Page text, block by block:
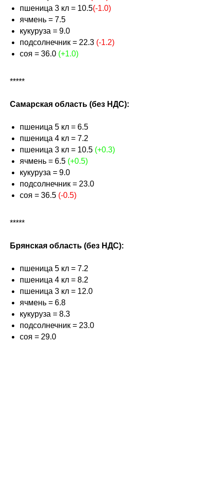
пшеница 3 кл = 10.5(-1.0)
ячмень = 7.5
кукуруза = 9.0
подсолнечник = 22.3 (-1.2)
соя = 36.0 (+1.0)
*****
Самарская область (без НДС):
пшеница 5 кл = 6.5
пшеница 4 кл = 7.2
пшеница 3 кл = 10.5 (+0.3)
ячмень = 6.5 (+0.5)
кукуруза = 9.0
подсолнечник = 23.0
соя = 36.5 (-0.5)
*****
Брянская область (без НДС):
пшеница 5 кл = 7.2
пшеница 4 кл = 8.2
пшеница 3 кл = 12.0
ячмень = 6.8
кукуруза = 8.3
подсолнечник = 23.0
соя = 29.0